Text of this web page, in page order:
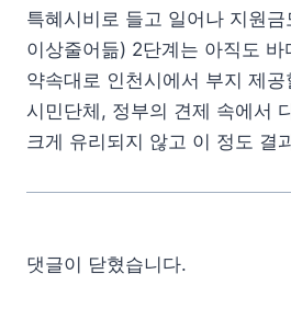
특혜시비로 들고 일어나 지원
이상줄어듦) 2단계는 아직도
약속대로 인천시에서 부지 제
시민단체, 정부의 견제 속에서
크게 유리되지 않고 이 정도 결
댓글이 닫혔습니다.